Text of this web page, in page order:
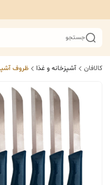
جستجو
کالافان آشپزخانه و غذا ظروف